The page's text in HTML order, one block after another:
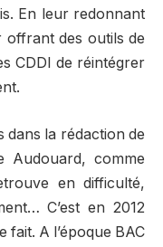
En leur redonnant
des outils de
CDDI de réintégrer
dans la rédaction de
Audouard, comme
en difficulté,
C’est en 2012
A l’époque BAC